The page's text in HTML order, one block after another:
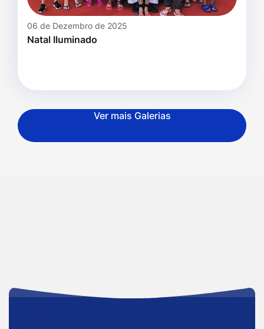
06 de Dezembro de 2025
Natal Iluminado
Ver mais Galerias